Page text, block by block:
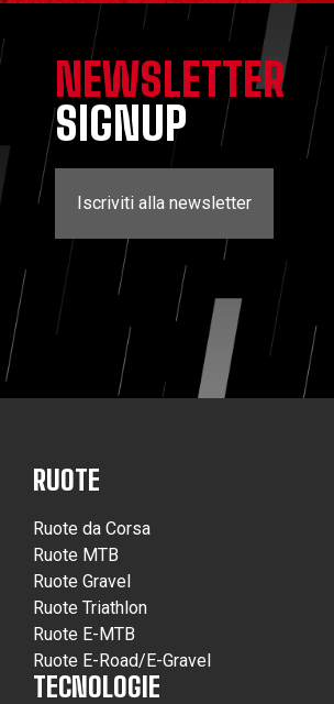
NEWSLETTER
SIGNUP
Iscriviti alla newsletter
RUOTE
Ruote da Corsa
Ruote MTB
Ruote Gravel
Ruote Triathlon
Ruote E-MTB
Ruote E-Road/E-Gravel
TECNOLOGIE